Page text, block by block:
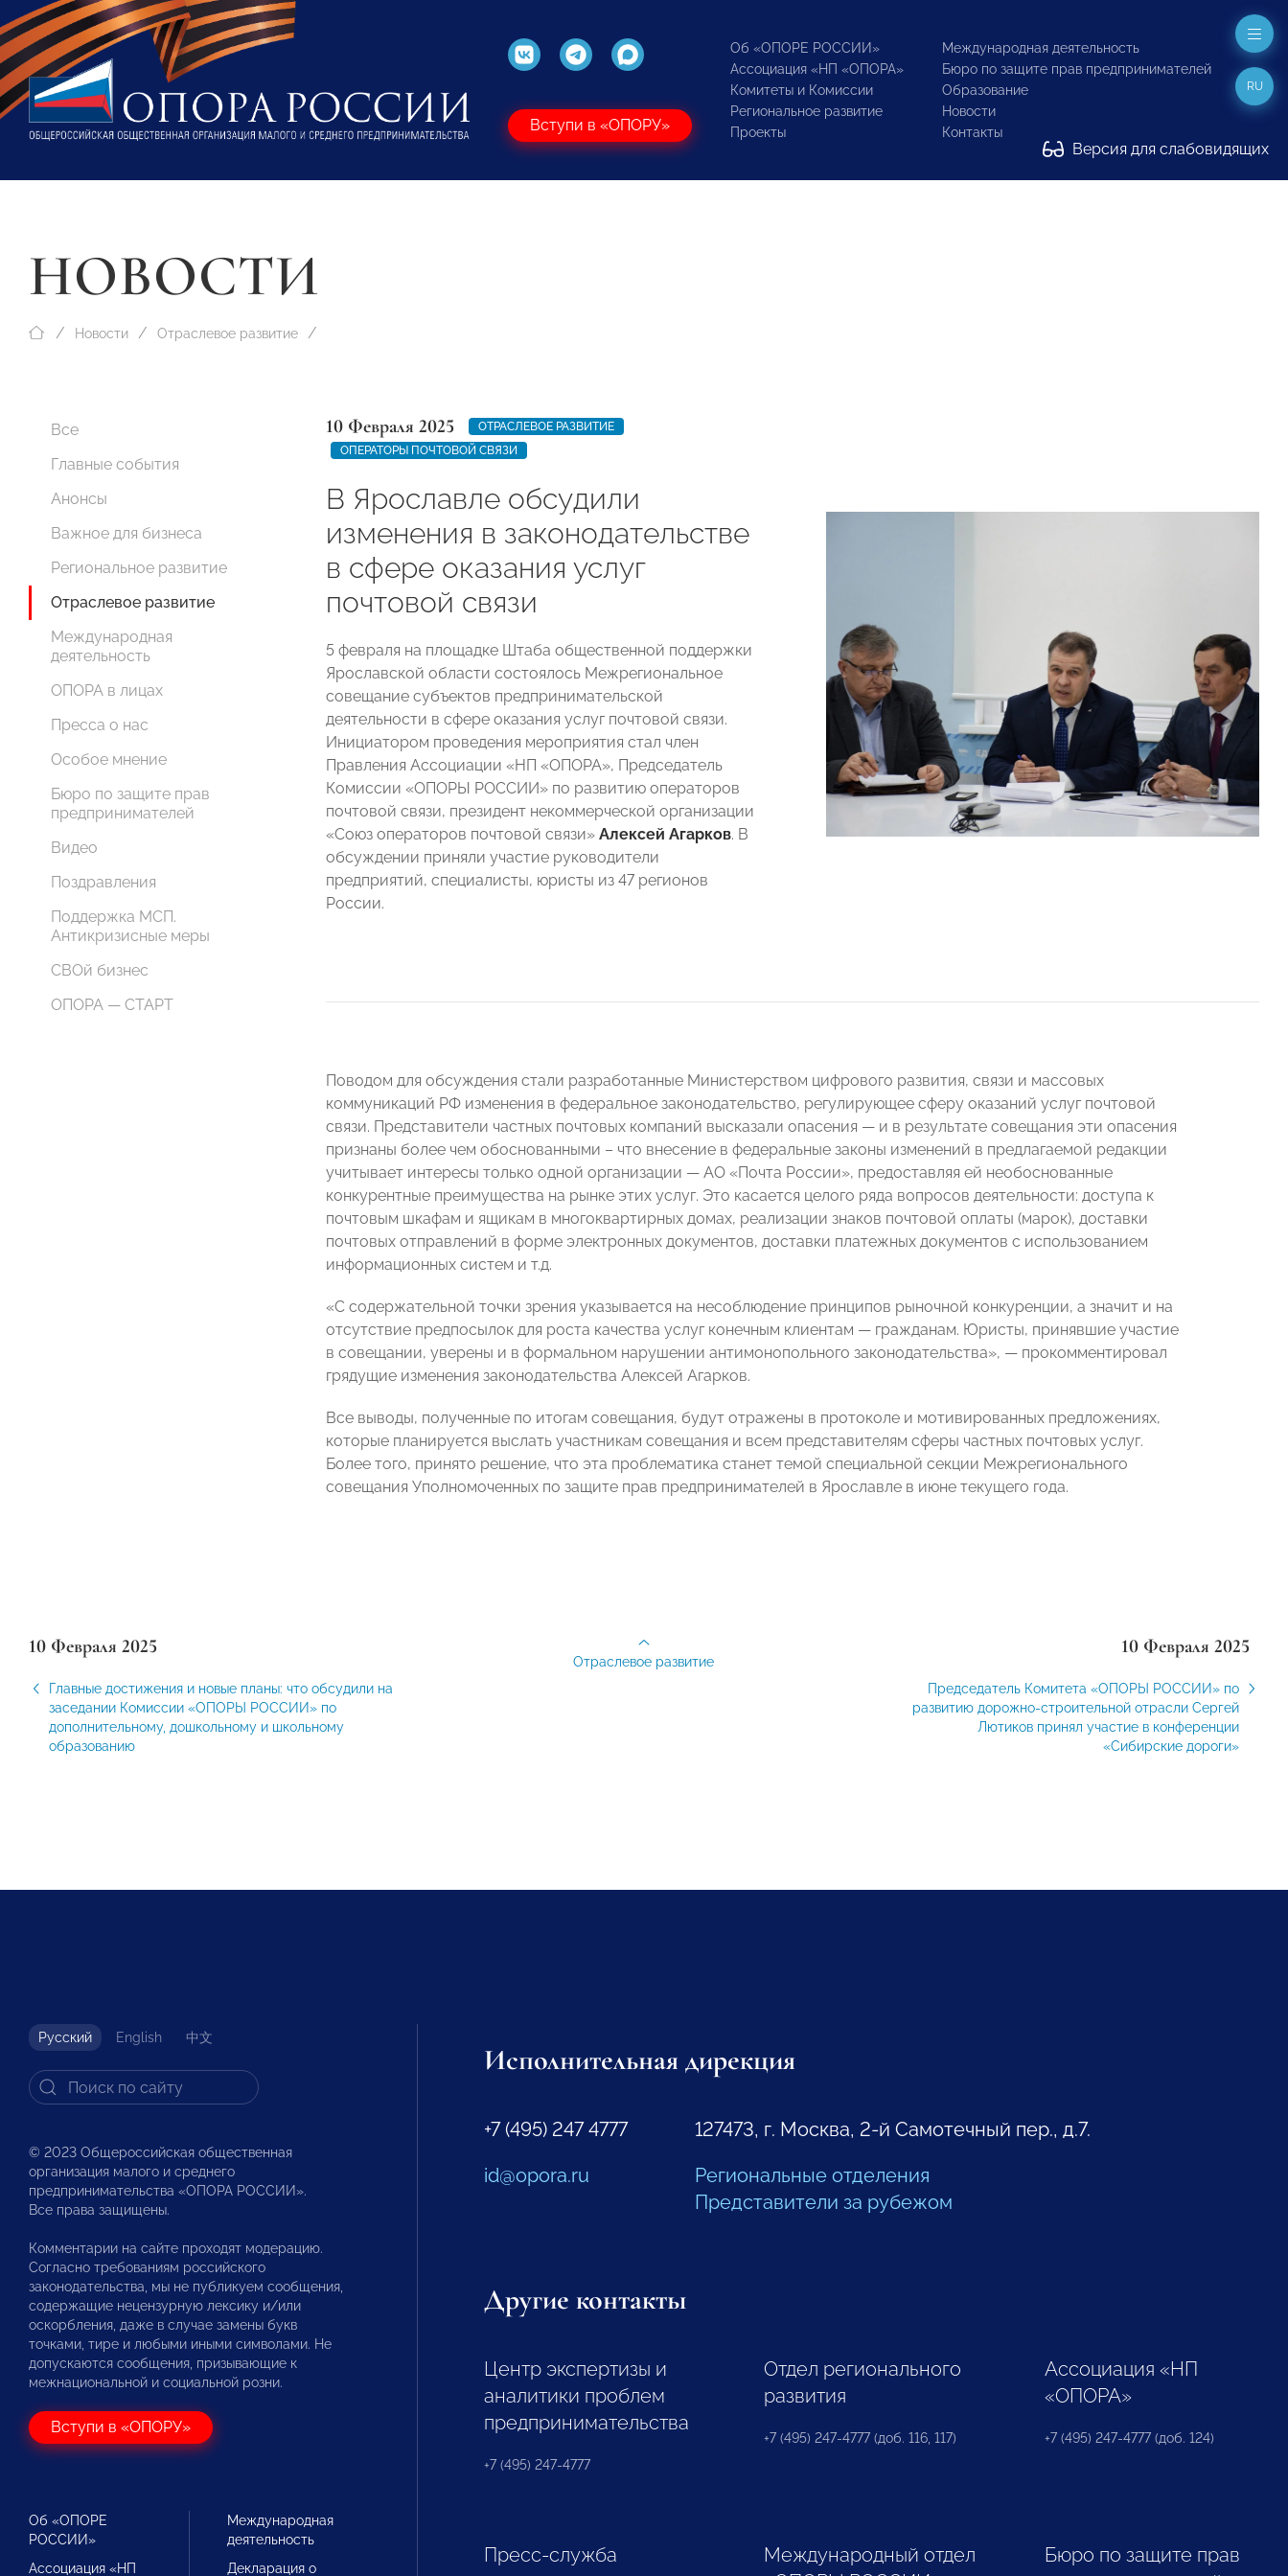
Вступи в «ОПОРУ»
Об «ОПОРЕ РОССИИ»
Ассоциация «НП «ОПОРА»
Комитеты и Комиссии
Региональное развитие
Проекты
Международная деятельность
Бюро по защите прав предпринимателей
Образование
Новости
Контакты
Версия для слабовидящих
RU
НОВОСТИ
Новости Отраслевое развитие
Все
Главные события
Анонсы
Важное для бизнеса
Региональное развитие
Отраслевое развитие
Международная
деятельность
ОПОРА в лицах
Пресса о нас
Особое мнение
Бюро по защите прав
предпринимателей
Видео
Поздравления
Поддержка МСП.
Антикризисные меры
СВОй бизнес
ОПОРА — СТАРТ
10 Февраля 2025
ОТРАСЛЕВОЕ РАЗВИТИЕ
ОПЕРАТОРЫ ПОЧТОВОЙ СВЯЗИ
В Ярославле обсудили
изменения в законодательстве
в сфере оказания услуг
почтовой связи
5 февраля на площадке Штаба общественной поддержки
Ярославской области состоялось Межрегиональное
совещание субъектов предпринимательской
деятельности в сфере оказания услуг почтовой связи.
Инициатором проведения мероприятия стал член
Правления Ассоциации «НП «ОПОРА», Председатель
Комиссии «ОПОРЫ РОССИИ» по развитию операторов
почтовой связи, президент некоммерческой организации
«Союз операторов почтовой связи» Алексей Агарков. В
обсуждении приняли участие руководители
предприятий, специалисты, юристы из 47 регионов
России.
Поводом для обсуждения стали разработанные Министерством цифрового развития, связи и массовых
коммуникаций РФ изменения в федеральное законодательство, регулирующее сферу оказаний услуг почтовой
связи. Представители частных почтовых компаний высказали опасения — и в результате совещания эти опасения
признаны более чем обоснованными – что внесение в федеральные законы изменений в предлагаемой редакции
учитывает интересы только одной организации — АО «Почта России», предоставляя ей необоснованные
конкурентные преимущества на рынке этих услуг. Это касается целого ряда вопросов деятельности: доступа к
почтовым шкафам и ящикам в многоквартирных домах, реализации знаков почтовой оплаты (марок), доставки
почтовых отправлений в форме электронных документов, доставки платежных документов с использованием
информационных систем и т.д.
«С содержательной точки зрения указывается на несоблюдение принципов рыночной конкуренции, а значит и на
отсутствие предпосылок для роста качества услуг конечным клиентам — гражданам. Юристы, принявшие участие
в совещании, уверены и в формальном нарушении антимонопольного законодательства», — прокомментировал
грядущие изменения законодательства Алексей Агарков.
Все выводы, полученные по итогам совещания, будут отражены в протоколе и мотивированных предложениях,
которые планируется выслать участникам совещания и всем представителям сферы частных почтовых услуг.
Более того, принято решение, что эта проблематика станет темой специальной секции Межрегионального
совещания Уполномоченных по защите прав предпринимателей в Ярославле в июне текущего года.
10 Февраля 2025
Главные достижения и новые планы: что обсудили на
заседании Комиссии «ОПОРЫ РОССИИ» по
дополнительному, дошкольному и школьному
образованию
10 Февраля 2025
Председатель Комитета «ОПОРЫ РОССИИ» по
развитию дорожно-строительной отрасли Сергей
Лютиков принял участие в конференции
«Сибирские дороги»
Отраслевое развитие
Русский English 中文
© 2023 Общероссийская общественная
организация малого и среднего
предпринимательства «ОПОРА РОССИИ».
Все права защищены.
Комментарии на сайте проходят модерацию.
Согласно требованиям российского
законодательства, мы не публикуем сообщения,
содержащие нецензурную лексику и/или
оскорбления, даже в случае замены букв
точками, тире и любыми иными символами. Не
допускаются сообщения, призывающие к
межнациональной и социальной розни.
Вступи в «ОПОРУ»
Об «ОПОРЕ
РОССИИ»
Ассоциация «НП
Международная
деятельность
Декларация о
Исполнительная дирекция
+7 (495) 247 4777
id@opora.ru
127473, г. Москва, 2-й Самотечный пер., д.7.
Региональные отделения
Представители за рубежом
Другие контакты
Центр экспертизы и
аналитики проблем
предпринимательства
+7 (495) 247-4777
Отдел регионального
развития
+7 (495) 247-4777 (доб. 116, 117)
Ассоциация «НП
«ОПОРА»
+7 (495) 247-4777 (доб. 124)
Пресс-служба
Международный отдел
Бюро по защите прав